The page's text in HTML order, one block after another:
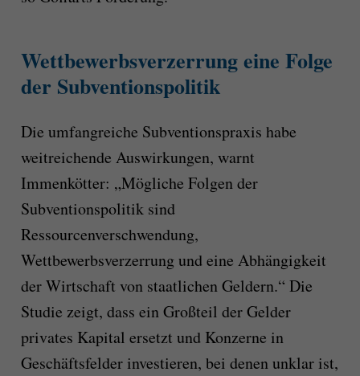
Wettbewerbsverzerrung eine Folge
der Subventionspolitik
Die umfangreiche Subventionspraxis habe
weitreichende Auswirkungen, warnt
Immenkötter: „Mögliche Folgen der
Subventionspolitik sind
Ressourcenverschwendung,
Wettbewerbsverzerrung und eine Abhängigkeit
der Wirtschaft von staatlichen Geldern.“ Die
Studie zeigt, dass ein Großteil der Gelder
privates Kapital ersetzt und Konzerne in
Geschäftsfelder investieren, bei denen unklar ist,